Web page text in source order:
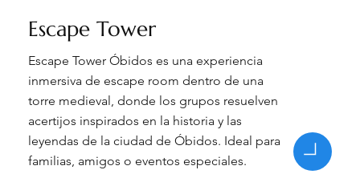
Escape Tower
Escape Tower Óbidos es una experiencia
inmersiva de escape room dentro de una
torre medieval, donde los grupos resuelven
acertijos inspirados en la historia y las
leyendas de la ciudad de Óbidos. Ideal para
familias, amigos o eventos especiales.